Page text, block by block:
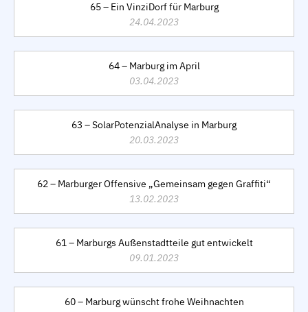
65 – Ein VinziDorf für Marburg
24.04.2023
64 – Marburg im April
03.04.2023
63 – SolarPotenzialAnalyse in Marburg
20.03.2023
62 – Marburger Offensive „Gemeinsam gegen Graffiti“
13.02.2023
61 – Marburgs Außenstadtteile gut entwickelt
09.01.2023
60 – Marburg wünscht frohe Weihnachten